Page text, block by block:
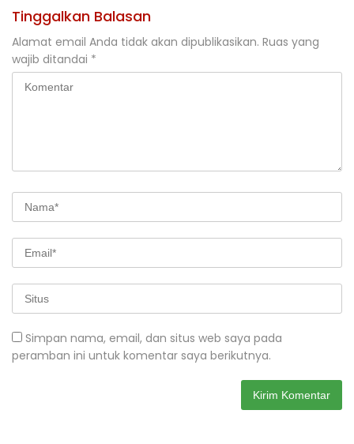
Tinggalkan Balasan
Alamat email Anda tidak akan dipublikasikan. Ruas yang
wajib ditandai *
Simpan nama, email, dan situs web saya pada
peramban ini untuk komentar saya berikutnya.